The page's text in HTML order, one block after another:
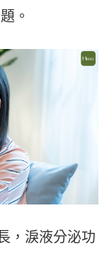
。
，淚液分泌功